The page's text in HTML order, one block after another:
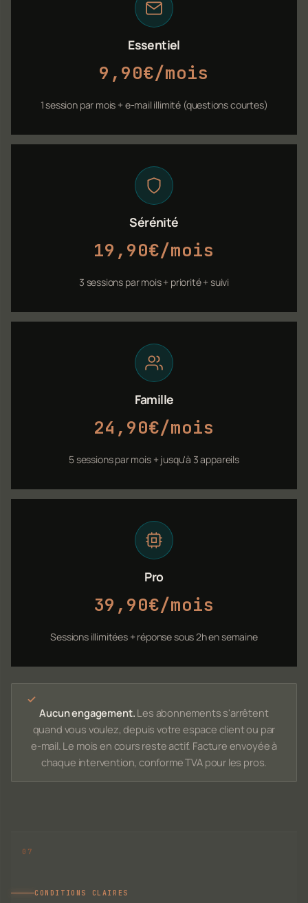
Essentiel
9,90€/mois
1 session par mois + e-mail illimité (questions courtes)
Sérénité
19,90€/mois
3 sessions par mois + priorité + suivi
Famille
24,90€/mois
5 sessions par mois + jusqu'à 3 appareils
Pro
39,90€/mois
Sessions illimitées + réponse sous 2h en semaine
Aucun engagement. Les abonnements s'arrêtent
quand vous voulez, depuis votre espace client ou par
e-mail. Le mois en cours reste actif. Facture envoyée à
chaque intervention, conforme TVA pour les pros.
CONDITIONS CLAIRES